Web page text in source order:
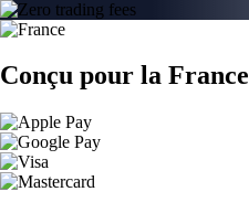
Conçu pour la France